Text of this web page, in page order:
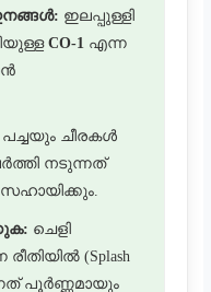
ഇലപ്പുള്ളി
CO-1 എന്ന
ചീരകൾ
നടുന്നത്
ചെളി
(Splash
പൂർണ്ണമായും